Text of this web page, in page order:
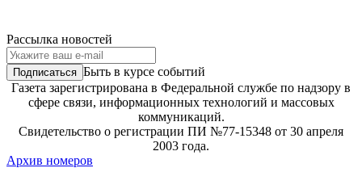
Рассылка новостей
Быть в курсе событий
Газета зарегистрирована в Федеральной службе по надзору в
сфере связи, информационных технологий и массовых
коммуникаций.
Свидетельство о регистрации ПИ №77-15348 от 30 апреля
2003 года.
Архив номеров